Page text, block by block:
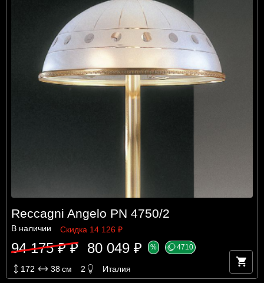
Reccagni Angelo PN 4750/2
В наличии Скидка 14 126 ₽
94 175 ₽ ₽ 80 049 ₽ % 4710
172 38см 2 Италия